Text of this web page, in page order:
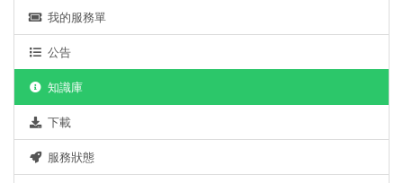
我的服務單
公告
知識庫
下載
服務狀態